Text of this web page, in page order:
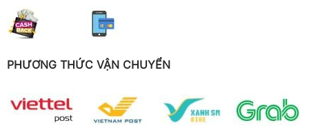
PHƯƠNG THỨC VẬN CHUYỂN